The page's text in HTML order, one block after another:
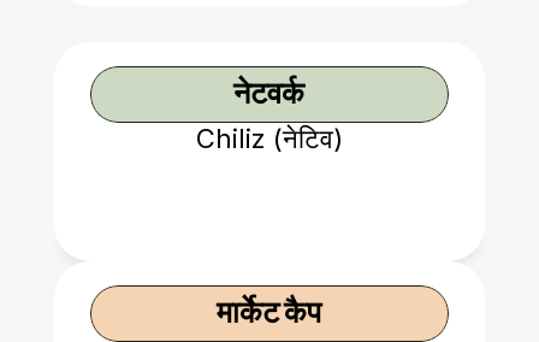
नेटवर्क
Chiliz (नेटिव)
मार्केट कैप